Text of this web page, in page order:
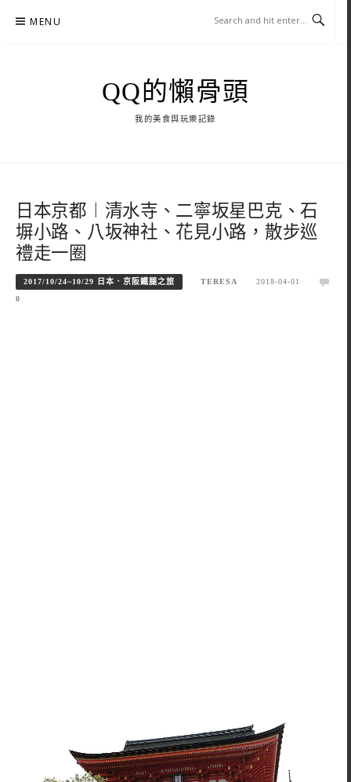
MENU
QQ的懶骨頭
我的美食與玩樂記錄
日本京都︱清水寺、二寧坂星巴克、石
塀小路、八坂神社、花見小路，散步巡
禮走一圈
2017/10/24~10/29 日本．京阪鐵腿之旅 TERESA
2018-04-01
0